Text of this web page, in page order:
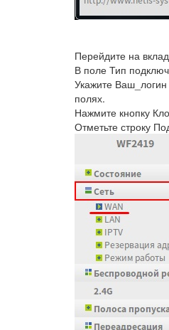
Перейдите на
В поле Тип
Укажите
полях.
Нажмите кнопку
Отметьте строку